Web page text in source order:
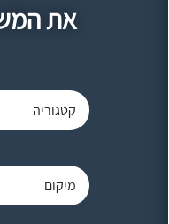
את
קטגוריה
מיקום